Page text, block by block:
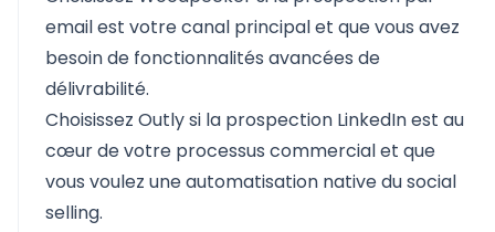
email est votre canal principal et que vous avez
besoin de fonctionnalités avancées de
délivrabilité.
Choisissez Outly si la prospection LinkedIn est au
cœur de votre processus commercial et que
vous voulez une automatisation native du social
selling.